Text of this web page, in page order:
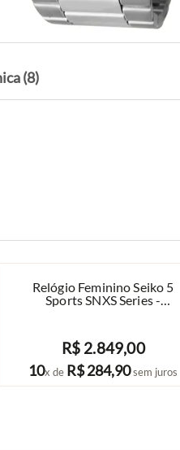
(8)
Relógio Feminino Seiko 5
Sports SNXS Series -
R$ 2.849,00
10x de R$284,90sem juros
COMPRAR